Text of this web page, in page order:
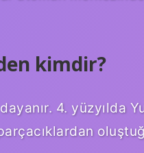
kimdir?
dayanır. 4.